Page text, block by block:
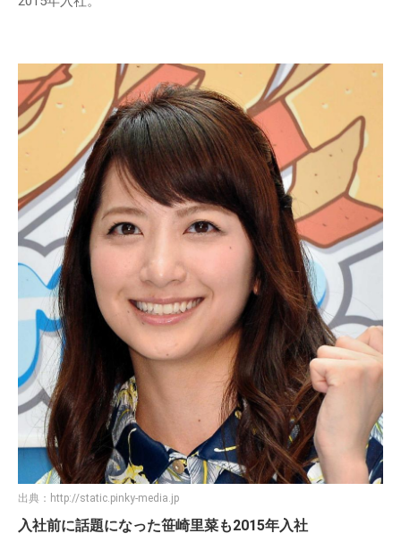
出典： http://static.pinky-media.jp
入社前に話題になった笹崎里菜も2015年入社